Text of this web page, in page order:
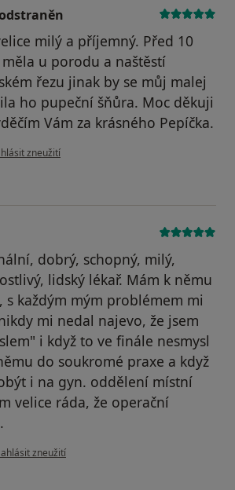
milý a příjemný. Před 10
u porodu a naštěstí
řezu jinak by se můj malej
ho pupeční šňůra. Moc děkuji
Vám za krásného Pepíčka.
názoru uživatele Váš účet byl odstraněn
zneužití
dobrý, schopný, milý,
lidský lékař. Mám k němu
každým mým problémem mi
mi nedal najevo, že jsem
i když to ve finále nesmysl
do soukromé praxe a když
i na gyn. oddělení místní
velice ráda, že operační
názoru uživatele Dana K.
zneužití